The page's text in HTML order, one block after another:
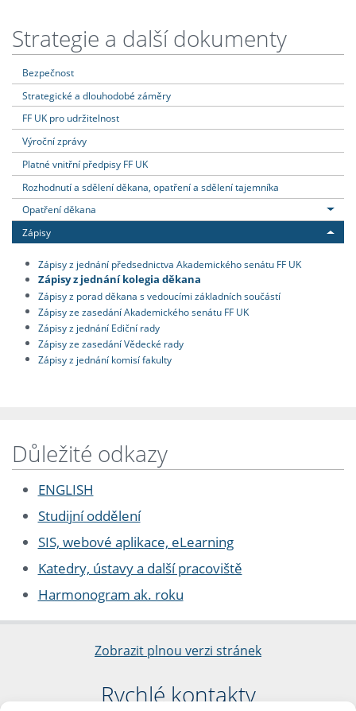
Strategie a další dokumenty
Bezpečnost
Strategické a dlouhodobé záměry
FF UK pro udržitelnost
Výroční zprávy
Platné vnitřní předpisy FF UK
Rozhodnutí a sdělení děkana, opatření a sdělení tajemníka
Opatření děkana
Zápisy
Zápisy z jednání předsednictva Akademického senátu FF UK
Zápisy z jednání kolegia děkana
Zápisy z porad děkana s vedoucími základních součástí
Zápisy ze zasedání Akademického senátu FF UK
Zápisy z jednání Ediční rady
Zápisy ze zasedání Vědecké rady
Zápisy z jednání komisí fakulty
Důležité odkazy
ENGLISH
Studijní oddělení
SIS, webové aplikace, eLearning
Katedry, ústavy a další pracoviště
Harmonogram ak. roku
Zobrazit plnou verzi stránek
Rychlé kontakty